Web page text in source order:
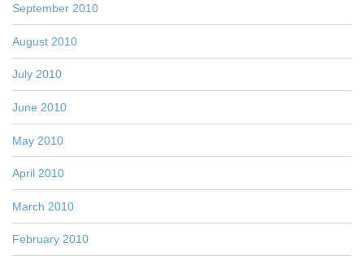
September 2010
August 2010
July 2010
June 2010
May 2010
April 2010
March 2010
February 2010